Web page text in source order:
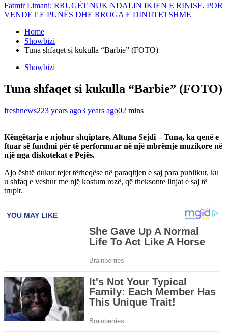
Fatmir Limani: RRUGËT NUK NDALIN IKJEN E RINISË, POR
VENDET E PUNËS DHE RROGA E DINJITETSHME
Home
Showbizi
Tuna shfaqet si kukulla “Barbie” (FOTO)
Showbizi
Tuna shfaqet si kukulla “Barbie” (FOTO)
freshnews223 years ago3 years ago02 mins
Këngëtarja e njohur shqiptare, Altuna Sejdi – Tuna, ka qenë e
ftuar së fundmi për të performuar në një mbrëmje muzikore në
një nga diskotekat e Pejës.
Ajo është dukur tejet tërheqëse në paraqitjen e saj para publikut, ku
u shfaq e veshur me një kostum rozë, që theksonte linjat e saj të
trupit.